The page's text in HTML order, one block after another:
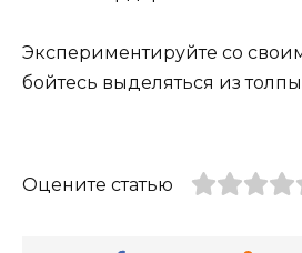
Экспериментируйте со
бойтесь выделяться из
Оцените статью